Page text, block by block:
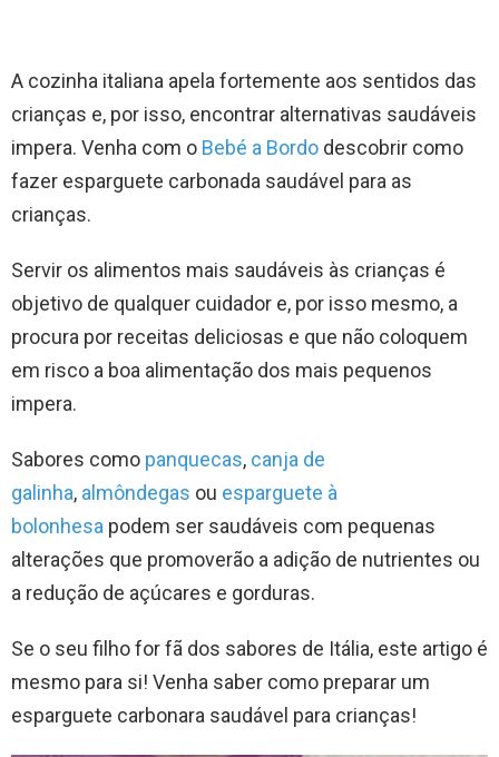
A cozinha italiana apela fortemente aos sentidos das
crianças e, por isso, encontrar alternativas saudáveis
impera. Venha com o Bebé a Bordo descobrir como
fazer esparguete carbonada saudável para as
crianças.
Servir os alimentos mais saudáveis às crianças é
objetivo de qualquer cuidador e, por isso mesmo, a
procura por receitas deliciosas e que não coloquem
em risco a boa alimentação dos mais pequenos
impera.
Sabores como panquecas, canja de
galinha, almôndegas ou esparguete à
bolonhesa podem ser saudáveis com pequenas
alterações que promoverão a adição de nutrientes ou
a redução de açúcares e gorduras.
Se o seu filho for fã dos sabores de Itália, este artigo é
mesmo para si! Venha saber como preparar um
esparguete carbonara saudável para crianças!